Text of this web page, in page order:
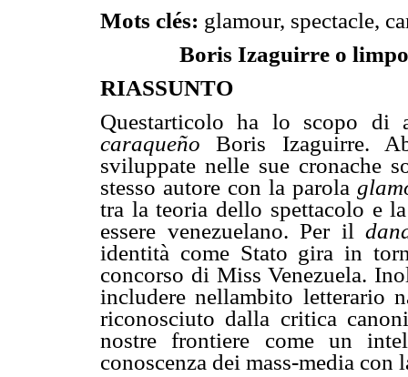
Mots clés: glamour, spectacle,
Boris Izaguirre o
RIASSUNTO
Questarticolo ha lo scopo
caraqueño Boris Izaguirre.
sviluppate nelle sue cronache
stesso autore con la parola
tra la teoria dello spettacolo e
essere venezuelano. Per il
identità come Stato gira in
concorso di Miss Venezuela.
includere nellambito letterario
riconosciuto dalla critica
nostre frontiere come un
conoscenza dei mass-media con